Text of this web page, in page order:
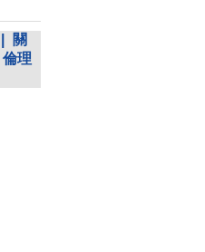
關
倫理